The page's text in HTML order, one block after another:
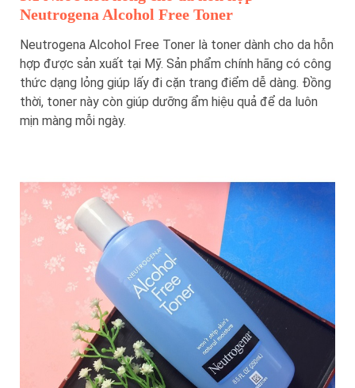
Neutrogena Alcohol Free Toner
Neutrogena Alcohol Free Toner là toner dành cho da hỗn
hợp được sản xuất tại Mỹ. Sản phẩm chính hãng có công
thức dạng lỏng giúp lấy đi cặn trang điểm dễ dàng. Đồng
thời, toner này còn giúp dưỡng ẩm hiệu quả để da luôn
mịn màng mỗi ngày.